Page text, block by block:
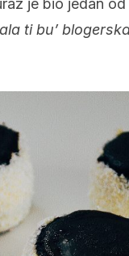
je bio jedan
ti bu’